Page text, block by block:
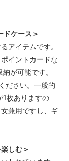
ドケース＞
アイテムです。
イントカードな
が可能です。
ださい。一般的
1枚ありますの
兼用ですし、ギ
しむ＞